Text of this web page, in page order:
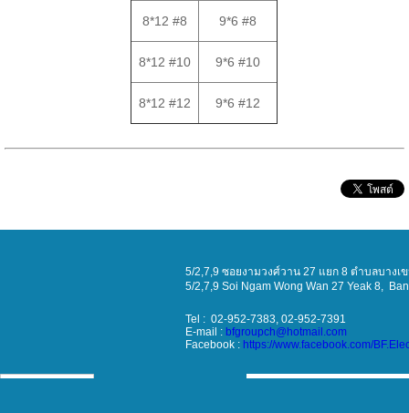
8*12 #8 9*6 #8
8*12 #10 9*6 #10
8*12 #12 9*6 #12
5/2,7,9 ซอยงามวงศ์วาน 27 แยก 8 ตำบลบาง
5/2,7,9 Soi Ngam Wong Wan 27 Yeak 8,
Tel : 02-952-7383, 02-952-7391
E-mail : bfgroupch@hotmail.com
Facebook : https://www.facebook.com/